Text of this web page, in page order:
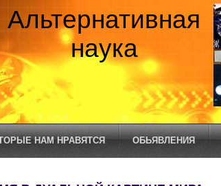
Альтернативная
наука
НАМ НРАВЯТСЯ ОБЬЯВЛЕНИЯ